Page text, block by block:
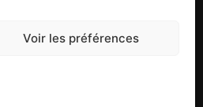
Voir les préférences